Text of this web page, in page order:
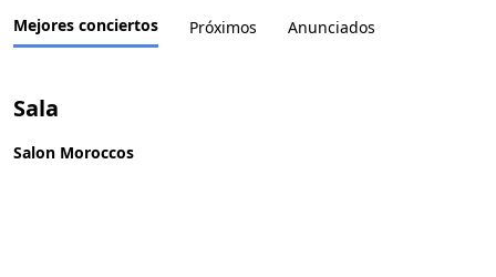
Mejores conciertos Próximos Anunciados
Sala
Salon Moroccos